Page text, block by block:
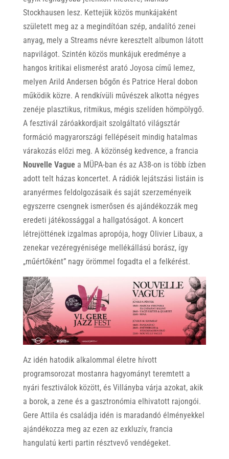
Stockhausen lesz. Kettejük közös munkájaként
született meg az a megindítóan szép, andalító zenei
anyag, mely a Streams névre keresztelt albumon látott
napvilágot. Szintén közös munkájuk eredménye a
hangos kritikai elismerést arató Joyosa című lemez,
melyen Arild Andersen bőgőn és Patrice Heral dobon
működik közre. A rendkívüli művészek alkotta négyes
zenéje plasztikus, ritmikus, mégis szelíden hömpölygő.
A fesztivál záróakkordjait szolgáltató világsztár
formáció magyarországi fellépéseit mindig hatalmas
várakozás előzi meg. A közönség kedvence, a francia
Nouvelle Vaguea MÜPA-ban és az A38-on is több ízben
adott telt házas koncertet. A rádiók lejátszási listáin is
aranyérmes feldolgozásaik és saját szerzeményeik
egyszerre csengnek ismerősen és ajándékozzák meg
eredeti játékossággal a hallgatóságot. A koncert
létrejöttének izgalmas apropója, hogy Olivier Libaux, a
zenekar vezéregyénisége mellékállású borász, így
„műértőként” nagy örömmel fogadta el a felkérést.
Az idén hatodik alkalommal életre hívott
programsorozat mostanra hagyományt teremtett a
nyári fesztiválok között, és Villányba várja azokat, akik
a borok, a zene és a gasztronómia elhivatott rajongói.
Gere Attila és családja idén is maradandó élményekkel
ajándékozza meg az ezen az exkluzív, francia
hangulatú kerti partin résztvevő vendégeket.